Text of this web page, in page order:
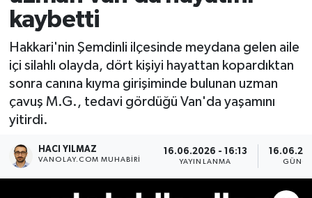
kaybetti
Hakkari'nin Şemdinli ilçesinde meydana gelen aile
içi silahlı olayda, dört kişiyi hayattan kopardıktan
sonra canına kıyma girişiminde bulunan uzman
çavuş M.G., tedavi gördüğü Van'da yaşamını
yitirdi.
HACI YILMAZ
VANOLAY.COM MUHABIRI
16.06.2026 - 16:13
YAYINLANMA
Sağlık
Bilim & Teknoloji
Dünya
RESMİ İLANLAR
Süper Lig Puan Durumu ve Fikstür
Tüm Manşetler
Son Dakika Haberleri
Haber Arşivi